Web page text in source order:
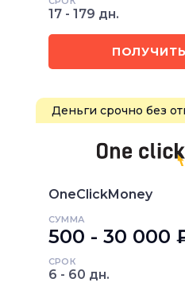
17 - 179 дн.
Деньги срочно без
OneClickMoney
СУММА
500 - 30 000
СРОК
6 - 60 дн.